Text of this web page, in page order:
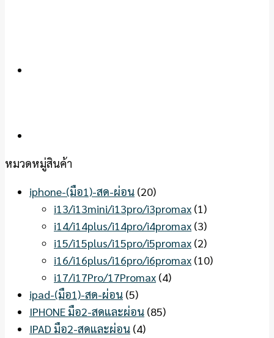
หมวดหมู่สินค้า
iphone-(มือ1)-สด-ผ่อน (20)
i13/i13mini/i13pro/i3promax (1)
i14/i14plus/i14pro/i4promax (3)
i15/i15plus/i15pro/i5promax (2)
i16/i16plus/i16pro/i6promax (10)
i17/i17Pro/17Promax (4)
ipad-(มือ1)-สด-ผ่อน (5)
IPHONE มือ2-สดและผ่อน (85)
IPAD มือ2-สดและผ่อน (4)